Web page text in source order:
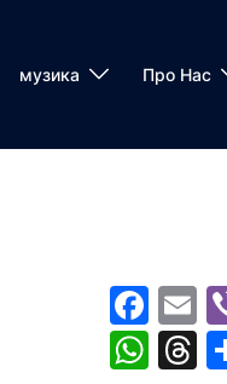
музика Про Нас